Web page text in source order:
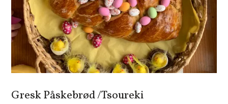
Gresk Påskebrød /Tsoureki